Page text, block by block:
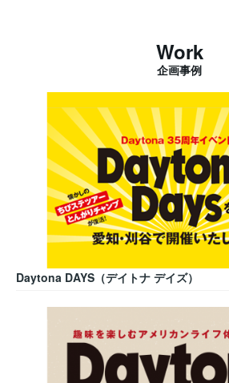
Work
企画事例
Daytona DAYS（デイトナ デイズ）